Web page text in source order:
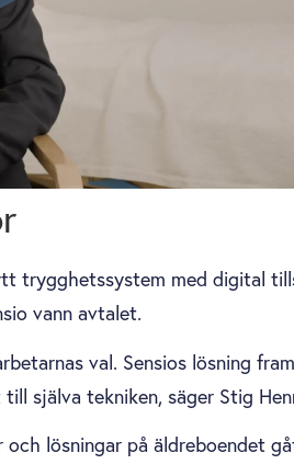
trygghetssystem med digital
vann avtalet.
val. Sensios lösning
själva tekniken, säger Stig
och lösningar på äldreboendet